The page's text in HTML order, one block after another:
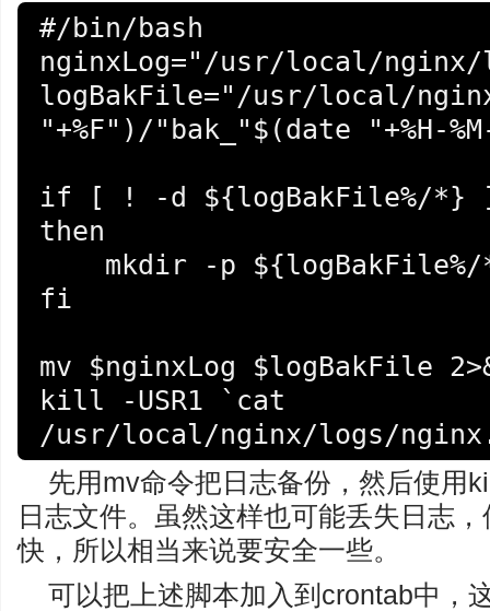
#/bin/bash
nginxLog="/usr/local/
logBakFile="/usr/local/
"+%F")/"bak_"$(date "+%H-
if [ ! -d ${logBakFile%/*}
then
fi
mv $nginxLog $logBakFile
kill -USR1 `cat
/usr/local/nginx/logs/
先用mv命令把日志备份，然后使用
日志文件。虽然这样也可能丢失日志
快，所以相当来说要安全一些。
可以把上述脚本加入到crontab中，